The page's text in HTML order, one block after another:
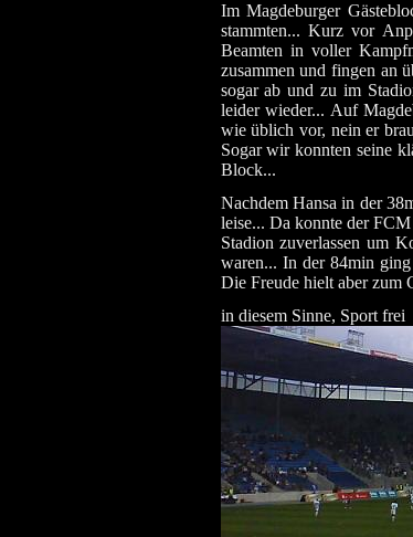
Im Magdeburger
stammten... Kurz vor
Beamten in voller
zusammen und fingen an
sogar ab und zu im
leider wieder... Auf
wie üblich vor, nein er
Sogar wir konnten seine
Block...
Nachdem Hansa in der
leise... Da konnte der
Stadion zuverlassen um
waren... In der 84min
Die Freude hielt aber zum
in diesem Sinne, Sport frei